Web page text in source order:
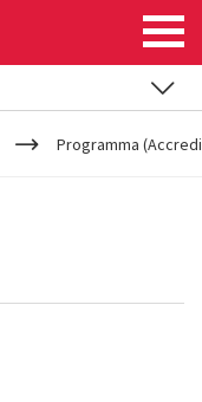
Programma